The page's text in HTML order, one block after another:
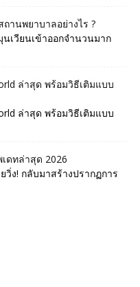
านพยาบาลอย่างไร ?
เวียนเข้าออกจำนวนมาก
ล่าสุด พร้อมวิธีเติมแบบ
ล่าสุด พร้อมวิธีเติมแบบ
เดทล่าสุด 2026
ง! กลับมาสร้างปรากฏการ